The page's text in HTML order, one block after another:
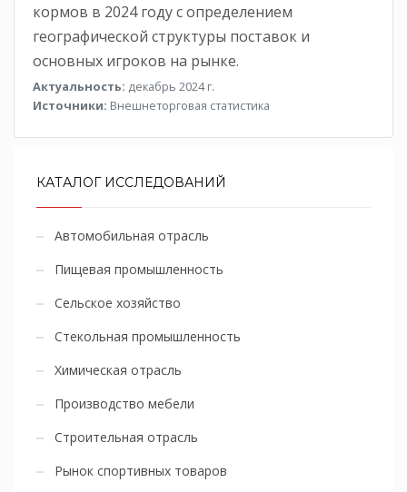
кормов в 2024 году с определением
географической структуры поставок и
основных игроков на рынке.
Актуальность: декабрь 2024 г.
Источники: Внешнеторговая статистика
КАТАЛОГ ИССЛЕДОВАНИЙ
Автомобильная отрасль
Пищевая промышленность
Сельское хозяйство
Стекольная промышленность
Химическая отрасль
Производство мебели
Строительная отрасль
Рынок спортивных товаров